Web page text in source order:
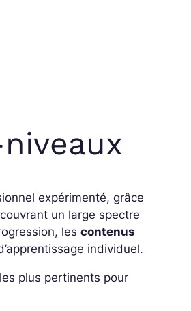
expérimenté, grâce
un large spectre
lescontenus
individuel.
plus pertinents pour